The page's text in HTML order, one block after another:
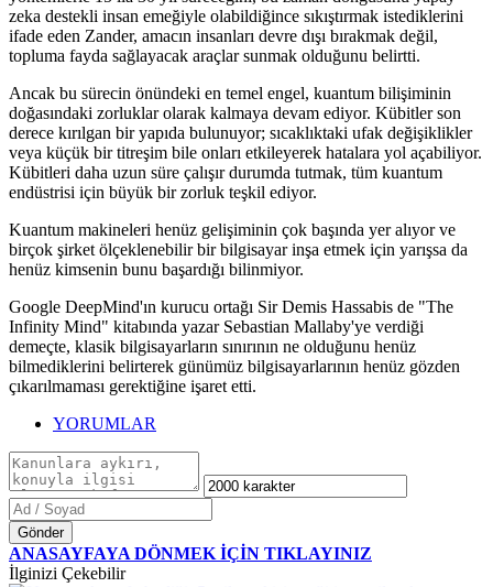
zeka destekli insan emeğiyle olabildiğince sıkıştırmak istediklerini
ifade eden Zander, amacın insanları devre dışı bırakmak değil,
topluma fayda sağlayacak araçlar sunmak olduğunu belirtti.
Ancak bu sürecin önündeki en temel engel, kuantum bilişiminin
doğasındaki zorluklar olarak kalmaya devam ediyor. Kübitler son
derece kırılgan bir yapıda bulunuyor; sıcaklıktaki ufak değişiklikler
veya küçük bir titreşim bile onları etkileyerek hatalara yol açabiliyor.
Kübitleri daha uzun süre çalışır durumda tutmak, tüm kuantum
endüstrisi için büyük bir zorluk teşkil ediyor.
Kuantum makineleri henüz gelişiminin çok başında yer alıyor ve
birçok şirket ölçeklenebilir bir bilgisayar inşa etmek için yarışsa da
henüz kimsenin bunu başardığı bilinmiyor.
Google DeepMind'ın kurucu ortağı Sir Demis Hassabis de "The
Infinity Mind" kitabında yazar Sebastian Mallaby'ye verdiği
demeçte, klasik bilgisayarların sınırının ne olduğunu henüz
bilmediklerini belirterek günümüz bilgisayarlarının henüz gözden
çıkarılmaması gerektiğine işaret etti.
YORUMLAR
Gönder
ANASAYFAYA DÖNMEK İÇİN TIKLAYINIZ
İlginizi Çekebilir